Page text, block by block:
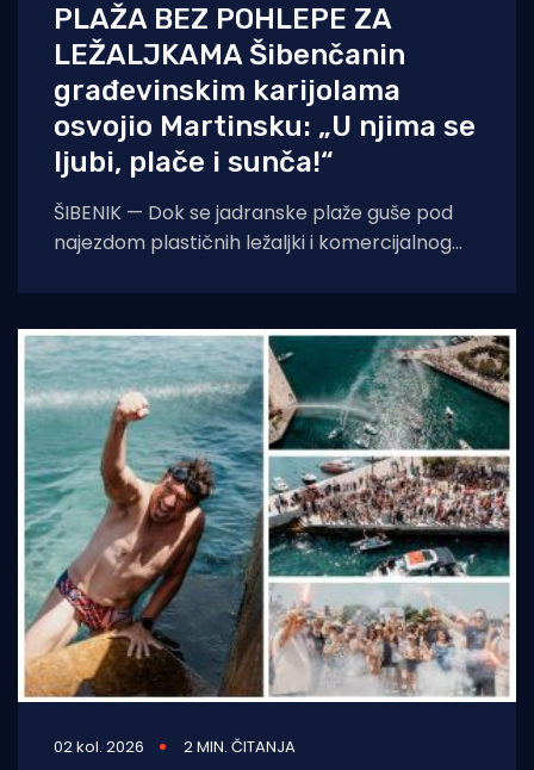
PLAŽA BEZ POHLEPE ZA
LEŽALJKAMA Šibenčanin
građevinskim karijolama
osvojio Martinsku: „U njima se
ljubi, plače i sunča!“
ŠIBENIK — Dok se jadranske plaže guše pod
najezdom plastičnih ležaljki i komercijalnog
02 kol. 2026 2 MIN. ČITANJA